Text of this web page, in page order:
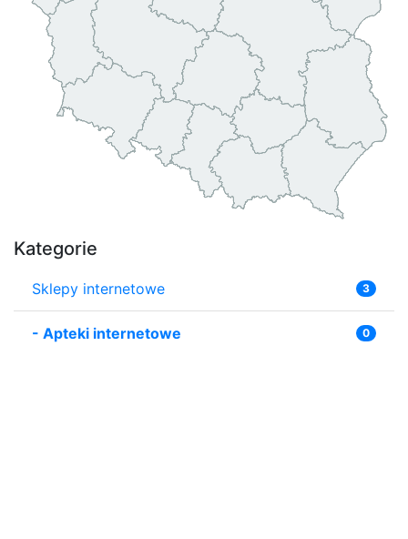
Kategorie
Sklepy internetowe 3
- Apteki internetowe 0